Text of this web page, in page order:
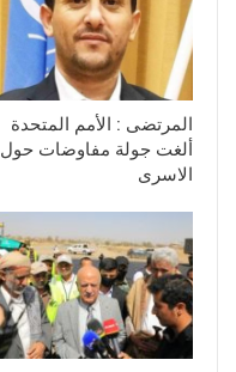
المرتضى : الأمم المتحدة
ألغت جولة مفاوضات حول
الاسرى